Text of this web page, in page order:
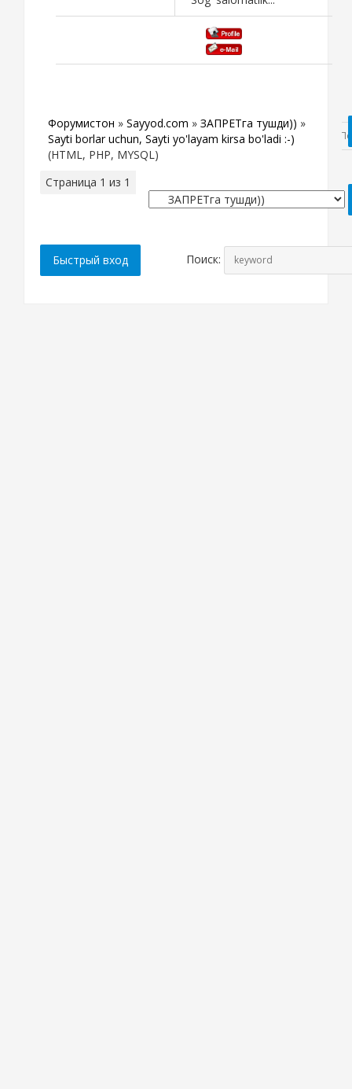
Форумистон » Sayyod.com » ЗАПРЕТга тушди)) »
Sayti borlar uchun, Sayti yo'layam kirsa bo'ladi :-)
(HTML, PHP, MYSQL)
Страница 1 из 1
Поиск: